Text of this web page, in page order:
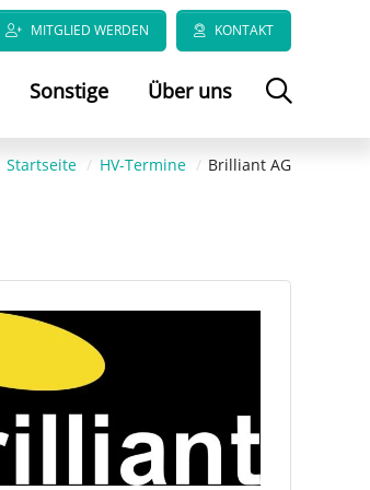
MITGLIED WERDEN KONTAKT
Sonstige Über uns
Startseite HV-Termine Brilliant AG